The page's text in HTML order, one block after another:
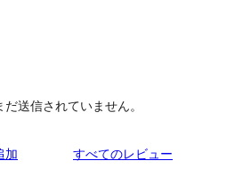
だ送信されていません。
加 すべてのレビュー